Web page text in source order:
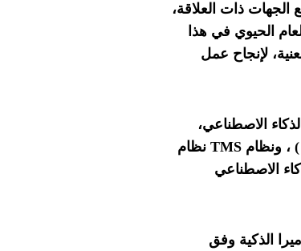
الجهات ذات العلاقة،
الحيوي في هذا
لإنجاح عمل
الاصطناعي،
الذي يبين نتائج استخدام كاميرا المراقبة الذكية (HOLOWITS – HUAWI ) ، ونظام TMS نظام
الاصطناعي
الذكية وفق